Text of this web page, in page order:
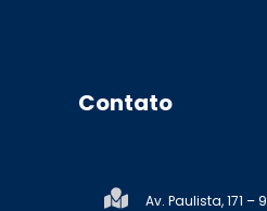
Contato
Av. Paulista, 171